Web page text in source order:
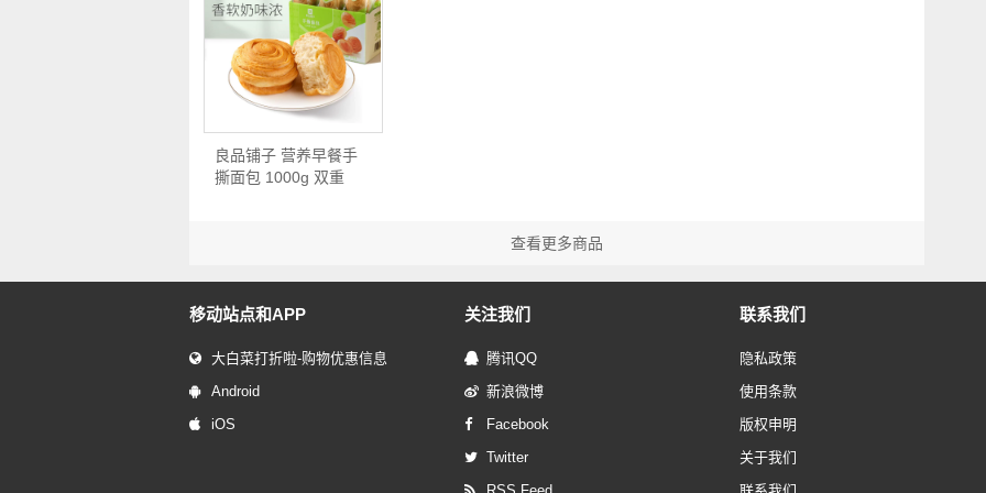
良品铺子 营养早餐手
撕面包 1000g 双重
查看更多商品
移动站点和APP
大白菜打折啦-购物优惠信息
Android
iOS
关注我们
腾讯QQ
新浪微博
Facebook
Twitter
联系我们
隐私政策
使用条款
版权申明
关于我们